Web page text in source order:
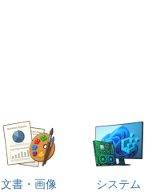
文書・画像 システム